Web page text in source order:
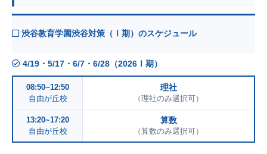
渋谷教育学園渋谷対策（Ⅰ期）のスケジュール
4/19・5/17・6/7・6/28（2026Ⅰ期）
08:50~12:50
自由が丘校
理社
（理社のみ選択可）
13:20~17:20
自由が丘校
算数
（算数のみ選択可）